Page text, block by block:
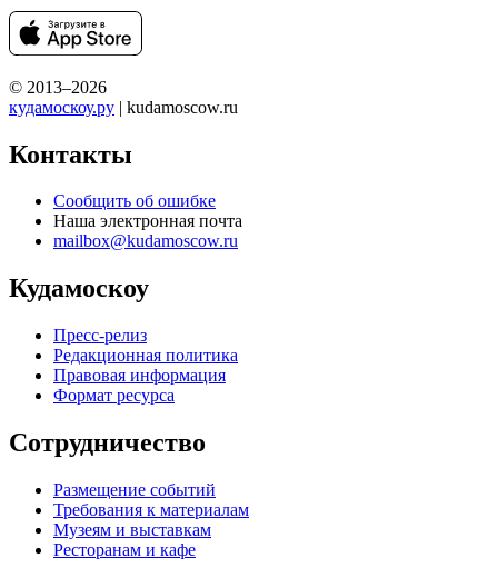
© 2013–2026
кудамоскоу.ру | kudamoscow.ru
Контакты
Сообщить об ошибке
Наша электронная почта
mailbox@kudamoscow.ru
Кудамоскоу
Пресс-релиз
Редакционная политика
Правовая информация
Формат ресурса
Сотрудничество
Размещение событий
Требования к материалам
Музеям и выставкам
Ресторанам и кафе